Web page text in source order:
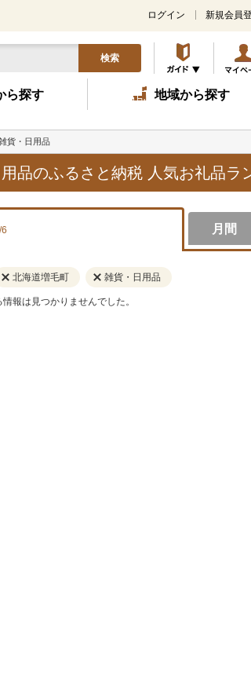
ログイン 新規会員
検索
ら探す 地域から探す
貨・日用品
品のふるさと納税 人気お礼品ラ
月間
北海道増毛町 雑貨・日用品
報は見つかりませんでした。